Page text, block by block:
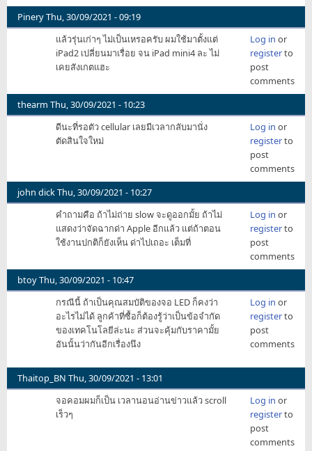
PineryThu, 30/09/2021 - 09:19
แล้วรุ่นเก่าๆ ไม่เป็นเหรอครับ ผมใช้มาตั้งแต่
iPad2 เปลี่ยนมาเรื่อย จน iPad mini4 ละ ไม่
เคยสังเกตแฮะ
Log in or
registerto
post
comments
thearm Thu, 30/09/2021 - 10:23
ดีนะที่รอตัว cellular เลยมีเวลากลับมานั่ง
ตัดสินใจใหม่
Log in or
registerto
post
comments
john dickThu, 30/09/2021 - 10:27
คำถามคือ ถ้าไม่ถ่าย slow จะดูออกมั้ย ถ้าไม่
แสดงว่าจัดฉากด่า Apple อีกแล้ว แต่ถ้าตอน
ใช้งานปกติก็ยังเห็น ด่าไปเถอะ เต็มที่
Log in or
registerto
post
comments
btoyThu, 30/09/2021 - 10:47
กรณีนี้ ถ้าเป็นคุณสมบัติของจอ LED ก็คงว่า
อะไรไม่ได้ ลูกค้าที่ซื้อก็ต้องรู้ว่าเป็นข้อจำกัด
ของเทคโนโลยีล่ะนะ ส่วนจะคุ้มกับราคามั้ย
อันนั้นว่ากันอีกเรื่องนึง
Log in or
registerto
post
comments
Thaitop_BN Thu, 30/09/2021 - 13:01
จอคอมผมก็เป็น เวลานอนอ่านข่าวแล้ว scroll
เร็วๆ
Log in or
registerto
post
comments